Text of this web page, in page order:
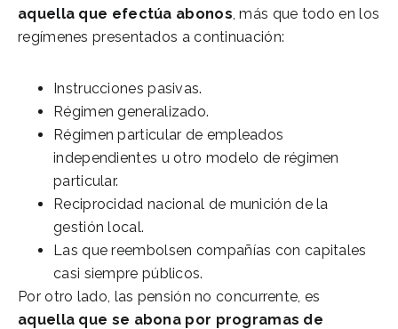
aquella que efectúa abonos, más que todo en los
regímenes presentados a continuación:
Instrucciones pasivas.
Régimen generalizado.
Régimen particular de empleados
independientes u otro modelo de régimen
particular.
Reciprocidad nacional de munición de la
gestión local.
Las que reembolsen compañías con capitales
casi siempre públicos.
Por otro lado, las pensión no concurrente, es
aquella que se abona por programas de